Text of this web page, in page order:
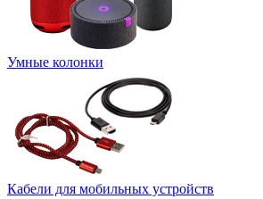
Умные колонки
Кабели для мобильных устройств